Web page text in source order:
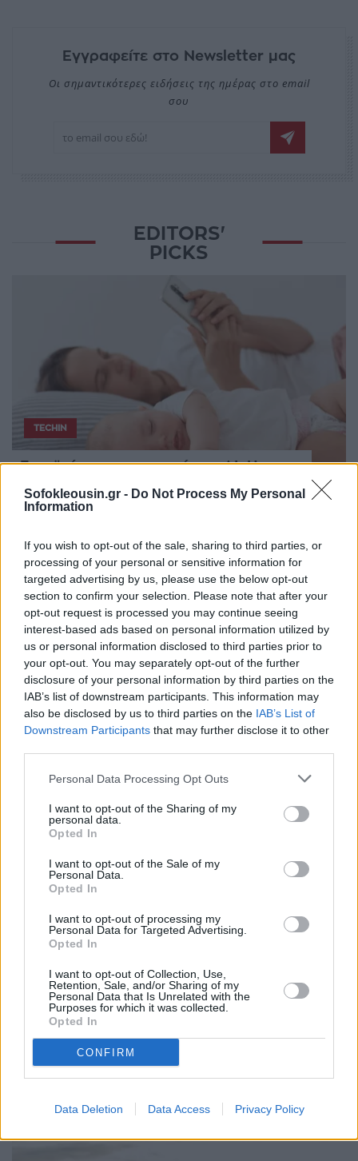
Sofokleousin.gr - Do Not Process My Personal
Information
If you wish to opt-out of the sale, sharing to third parties, or
processing of your personal or sensitive information for
targeted advertising by us, please use the below opt-out
section to confirm your selection. Please note that after your
opt-out request is processed you may continue seeing
interest-based ads based on personal information utilized by
us or personal information disclosed to third parties prior to
your opt-out. You may separately opt-out of the further
disclosure of your personal information by third parties on the
IAB’s list of downstream participants. This information may
also be disclosed by us to third parties on the IAB’s List of
Downstream Participants that may further disclose it to other
Personal Data Processing Opt Outs
I want to opt-out of the Sharing of my
personal data.
Opted In
I want to opt-out of the Sale of my
Personal Data.
Opted In
I want to opt-out of processing my
Personal Data for Targeted Advertising.
Opted In
I want to opt-out of Collection, Use,
Retention, Sale, and/or Sharing of my
Personal Data that Is Unrelated with the
Purposes for which it was collected.
Opted In
CONFIRM
Data Deletion Data Access Privacy Policy
Εγγραφείτε στο Newsletter μας
Οι σημαντικότερες ειδήσεις της ημέρας στο email
σου
EDITORS'
PICKS
TECHIN
Γονεϊκότητα την εποχή της AI: Η
βρέφη σε πηγή δεδομένων
αναπτύσσεται ταχέως, καθώς όλο και περισσότεροι γονείς
αποκτούν κάμερες, αισθητήρες και εφαρμογές τεχνητής
νοημοσύνης που αναλύουν τον ύπ ...
07 Αυγούστου 2026
ΑΓΟΡΈΣ
Η γεωοικονομία
της παρέμβασης
στο γεν: Πώς
αλλάζουν οι
07 Αυγούστου 2026
ΕΥΖΗΝ
Το «πάγωμα» της
συγχώνευσης
Paramount –
Warner βυθίζει
06 Αυγούστου 2026
Η ΕΕ δοκιμάζεται
με πολλαπλές
κρίσεις, ενώ οι
εξελίξεις...